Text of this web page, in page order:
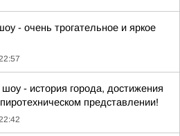
- очень трогательное и яркое
- история города, достижения
представлении!